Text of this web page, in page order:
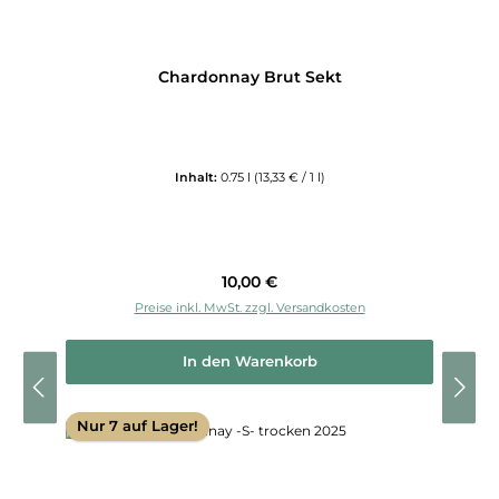
Chardonnay Brut Sekt
Inhalt: 0.75 l (13,33 € / 1 l)
Regulärer Preis:
10,00 €
Preise inkl. MwSt. zzgl. Versandkosten
In den Warenkorb
Nur 7 auf Lager!